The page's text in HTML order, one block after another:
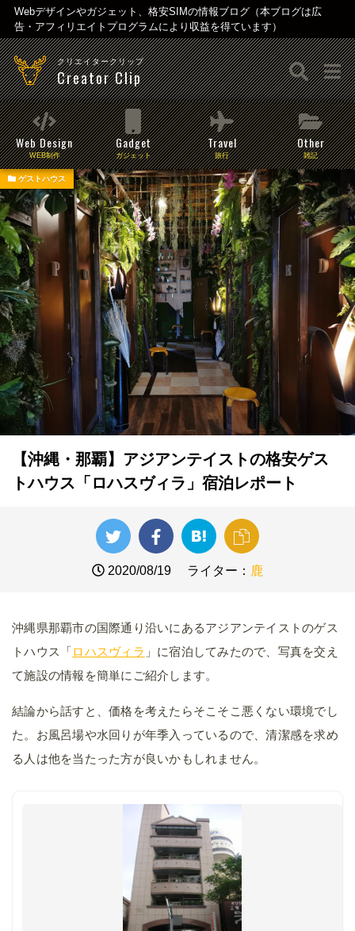
Webデザインやガジェット、格安SIMの情報ブログ（本ブログは広
告・アフィリエイトプログラムにより収益を得ています）
クリエイタークリップ
Creator Clip
Web Design
WEB制作
Gadget
ガジェット
Travel
旅行
Other
雑記
ゲストハウス
【沖縄・那覇】アジアンテイストの格安ゲス
トハウス「ロハスヴィラ」宿泊レポート
2020/08/19 ライター： 鹿
沖縄県那覇市の国際通り沿いにあるアジアンテイストのゲス
トハウス「ロハスヴィラ 」に宿泊してみたので、写真を交え
て施設の情報を簡単にご紹介します。
結論から話すと、価格を考えたらそこそこ悪くない環境でし
た。お風呂場や水回りが年季入っているので、清潔感を求め
る人は他を当たった方が良いかもしれません。